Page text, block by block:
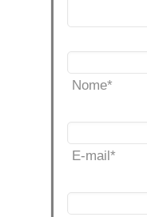
Nome*
E-mail*